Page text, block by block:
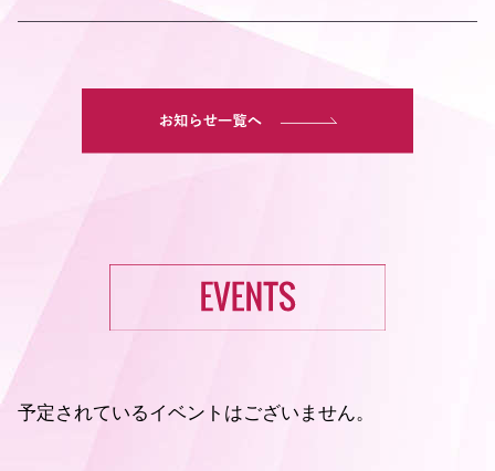
予定されているイベントはございません。